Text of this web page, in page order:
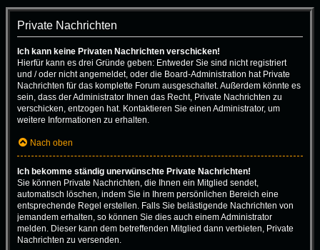
Private Nachrichten
Ich kann keine Privaten Nachrichten verschicken!
Hierfür kann es drei Gründe geben: Entweder Sie sind nicht registriert
und / oder nicht angemeldet, oder die Board-Administration hat Private
Nachrichten für das komplette Forum ausgeschaltet. Außerdem könnte es
sein, dass der Administrator Ihnen das Recht, Private Nachrichten zu
verschicken, entzogen hat. Kontaktieren Sie einen Administrator, um
weitere Informationen zu erhalten.
Nach oben
Ich bekomme ständig unerwünschte Private Nachrichten!
Sie können Private Nachrichten, die Ihnen ein Mitglied sendet,
automatisch löschen, indem Sie in Ihrem persönlichen Bereich eine
entsprechende Regel erstellen. Falls Sie belästigende Nachrichten von
jemandem erhalten, so können Sie dies auch einem Administrator
melden. Dieser kann dem betreffenden Mitglied dann verbieten, Private
Nachrichten zu versenden.